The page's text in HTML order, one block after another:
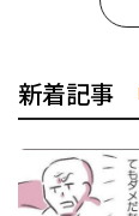
新着記事